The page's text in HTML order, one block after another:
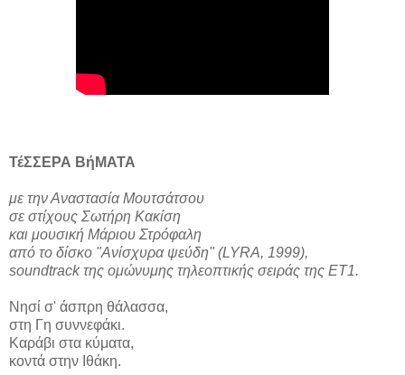
ΤέΣΣΕΡΑ ΒήΜΑΤΑ
με την Αναστασία Μουτσάτσου
σε στίχους Σωτήρη Κακίση
και μουσική Μάριου Στρόφαλη
από το δίσκο "Ανίσχυρα ψεύδη" (LYRA, 1999),
soundtrack της ομώνυμης τηλεοπτικής σειράς της ΕΤ1.
Νησί σ' άσπρη θάλασσα,
στη Γη συννεφάκι.
Καράβι στα κύματα,
κοντά στην Ιθάκη.